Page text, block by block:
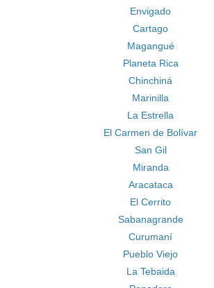
Envigado
Cartago
Magangué
Planeta Rica
Chinchiná
Marinilla
La Estrella
El Carmen de Bolívar
San Gil
Miranda
Aracataca
El Cerrito
Sabanagrande
Curumaní
Pueblo Viejo
La Tebaida